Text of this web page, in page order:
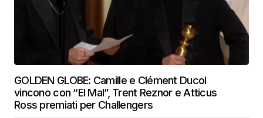
GOLDEN GLOBE: Camille e Clément Ducol
vincono con “El Mal”, Trent Reznor e Atticus
Ross premiati per Challengers